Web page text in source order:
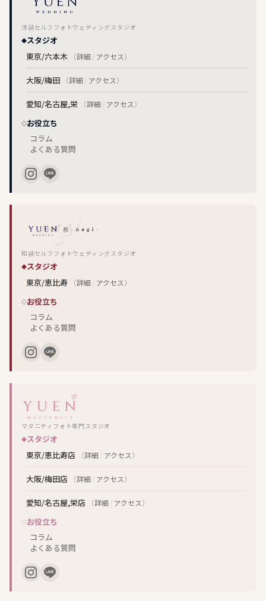
洋装セルフフォトウェディングスタジオ
スタジオ
東京/六本木
（詳細 / アクセス）
大阪/梅田 （詳細 / アクセス）
愛知/名古屋,栄 （詳細 / アクセス）
お役立ち
コラム
よくある質問
和装セルフフォトウェディングスタジオ
スタジオ
東京/恵比寿
（詳細 / アクセス）
お役立ち
コラム
よくある質問
マタニティフォト専門スタジオ
スタジオ
東京/恵比寿店
（詳細 / アクセス）
大阪/梅田店 （詳細 / アクセス）
愛知/名古屋,栄店 （詳細 / アクセス）
お役立ち
コラム
よくある質問